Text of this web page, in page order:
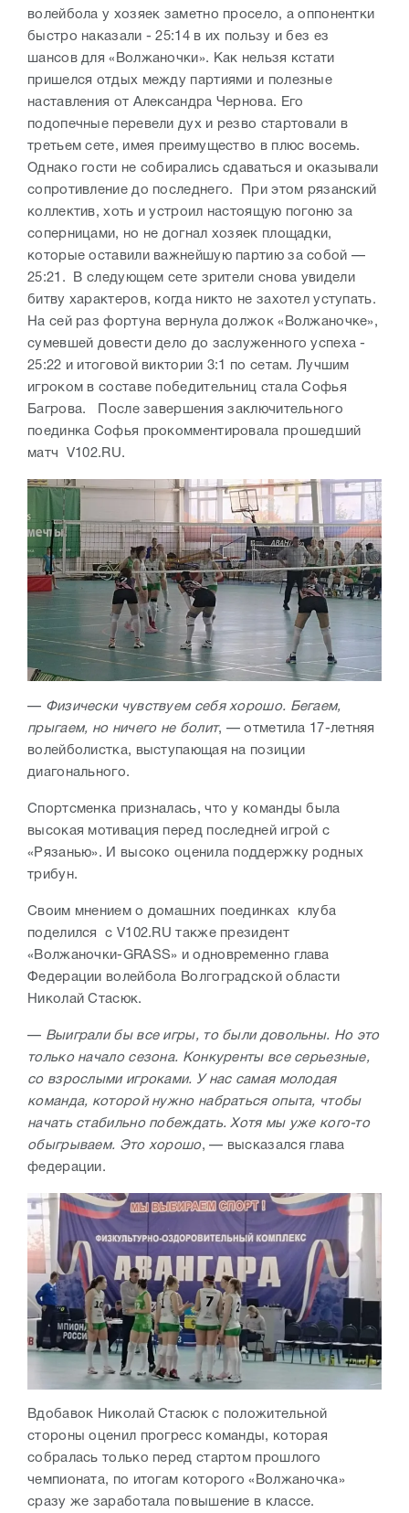
волейбола у хозяек заметно просело, а оппонентки
быстро наказали - 25:14 в их пользу и без ез
шансов для «Волжаночки». Как нельзя кстати
пришелся отдых между партиями и полезные
наставления от Александра Чернова. Его
подопечные перевели дух и резво стартовали в
третьем сете, имея преимущество в плюс восемь.
Однако гости не собирались сдаваться и оказывали
сопротивление до последнего. При этом рязанский
коллектив, хоть и устроил настоящую погоню за
соперницами, но не догнал хозяек площадки,
которые оставили важнейшую партию за собой —
25:21.
В следующем сете зрители снова увидели
битву характеров, когда никто не захотел уступать.
На сей раз фортуна вернула должок «Волжаночке»,
сумевшей довести дело до заслуженного успеха -
25:22 и итоговой виктории 3:1 по сетам. Лучшим
игроком в составе победительниц стала Софья
Багрова. После завершения заключительного
поединка Софья прокомментировала прошедший
матч V102.RU.
— Физически чувствуем себя хорошо. Бегаем,
прыгаем, но ничего не болит, — отметила 17-летняя
волейболистка, выступающая на позиции
диагонального.
Спортсменка призналась, что у команды была
высокая мотивация перед последней игрой с
«Рязанью». И высоко оценила поддержку родных
трибун.
Своим мнением о домашних поединках клуба
поделился с V102.RU также президент
«Волжаночки-GRASS» и одновременно глава
Федерации волейбола Волгоградской области
Николай Стасюк.
— Выиграли бы все игры, то были довольны. Но это
только начало сезона. Конкуренты все серьезные,
со взрослыми игроками. У нас самая молодая
команда, которой нужно набраться опыта, чтобы
начать стабильно побеждать. Хотя мы уже кого-то
обыгрываем. Это хорошо, — высказался глава
федерации.
Вдобавок Николай Стасюк с положительной
стороны оценил прогресс команды, которая
собралась только перед стартом прошлого
чемпионата, по итогам которого «Волжаночка»
сразу же заработала повышение в классе.